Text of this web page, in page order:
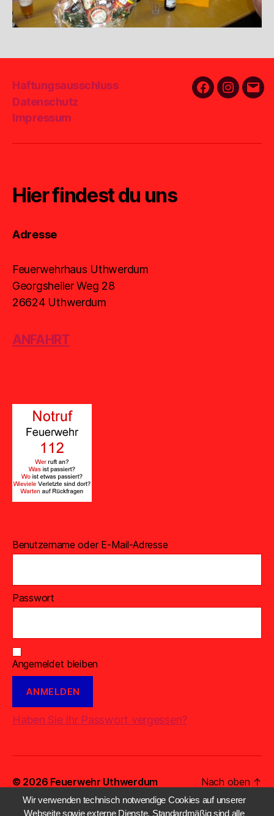
Haftungsausschluss
Datenschutz
Impressum
FacebookE-
Hier findest du uns
Adresse
Feuerwehrhaus Uthwerdum
Georgsheiler Weg 28
26624 Uthwerdum
ANFAHRT
Benutzername oder E-Mail-Adresse
Passwort
Angemeldet bleiben
Haben Sie Ihr Passwort vergessen?
© 2026 Feuerwehr Uthwerdum Nach oben ↑
Wir verwenden technisch notwendige Cookies auf unserer
Webseite sowie externe Dienste. Standardmäßig sind alle